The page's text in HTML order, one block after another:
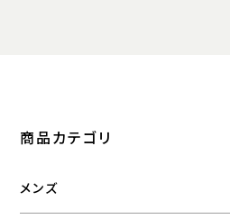
商品カテゴリ
メンズ